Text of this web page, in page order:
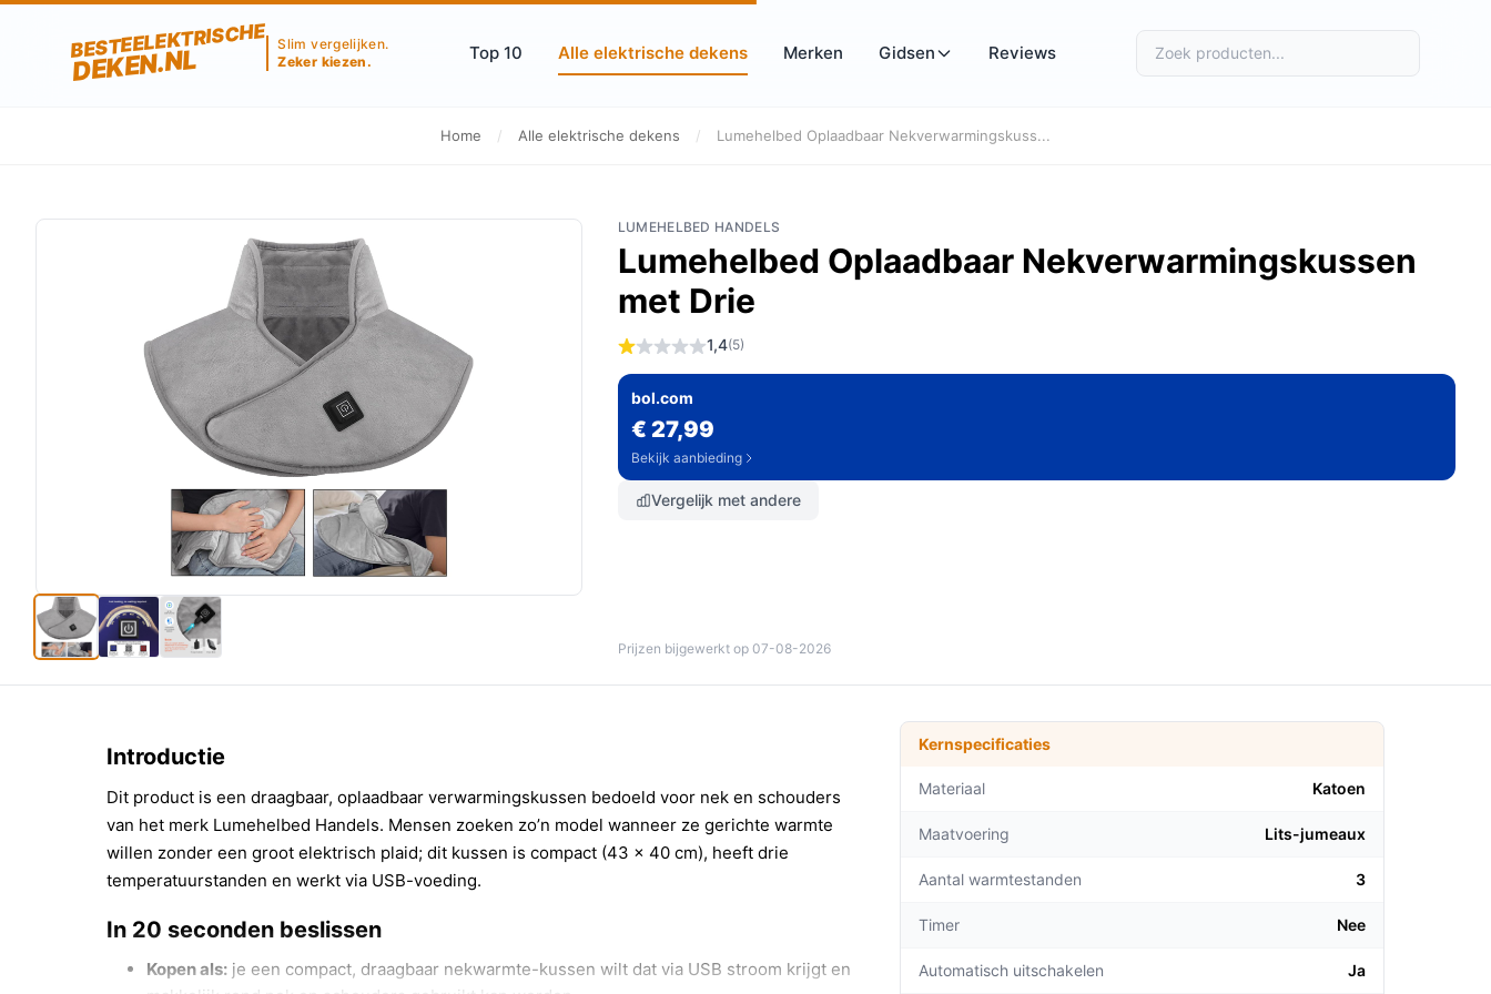
BESTEELEKTRISCHE
DEKEN.NL
Slim vergelijken.
Zeker kiezen.
Top 10 Alle elektrische dekens Merken Gidsen Reviews
Home / Alle elektrische dekens / Lumehelbed Oplaadbaar Nekverwarmingskuss...
LUMEHELBED HANDELS
Lumehelbed Oplaadbaar Nekverwarmingskussen
met Drie
1,4(5)
bol.com
€ 27,99
Bekijk aanbieding
Vergelijk met andere
Prijzen bijgewerkt op 07-08-2026
Introductie
Dit product is een draagbaar, oplaadbaar verwarmingskussen bedoeld voor nek en schouders
van het merk Lumehelbed Handels. Mensen zoeken zo’n model wanneer ze gerichte warmte
willen zonder een groot elektrisch plaid; dit kussen is compact (43 x 40 cm), heeft drie
temperatuurstanden en werkt via USB-voeding.
In 20 seconden beslissen
Kopen als: je een compact, draagbaar nekwarmte-kussen wilt dat via USB stroom krijgt en
Kernspecificaties
Materiaal Katoen
Maatvoering Lits-jumeaux
Aantal warmtestanden 3
Timer Nee
Automatisch uitschakelen Ja